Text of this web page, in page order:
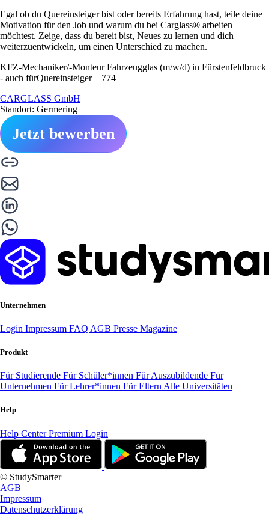
Egal ob du Quereinsteiger bist oder bereits Erfahrung hast, teile deine
Motivation für den Job und warum du bei Carglass® arbeiten
möchtest. Zeige, dass du bereit bist, Neues zu lernen und dich
weiterzuentwickeln, um einen Unterschied zu machen.
KFZ-Mechaniker/-Monteur Fahrzeugglas (m/w/d) in Fürstenfeldbruck
- auch fürQuereinsteiger – 774
CARGLASS GmbH
Standort: Germering
Jetzt bewerben
Unternehmen
Login Impressum FAQ AGB Presse Magazine
Produkt
Für Studierende Für Schüler*innen Für Auszubildende Für
Unternehmen Für Lehrer*innen Für Eltern Alle Universitäten
Help
Help CenterPremium Login
© StudySmarter
AGB
Impressum
Datenschutzerklärung